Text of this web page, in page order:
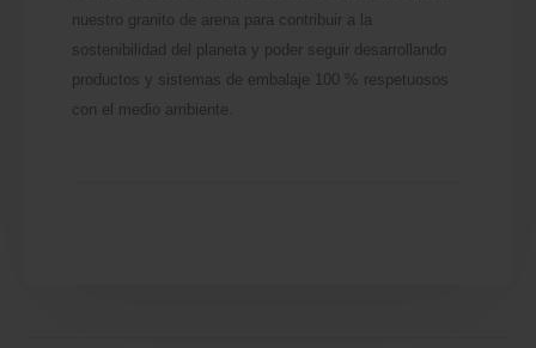
nuestro granito de arena para contribuir a la
sostenibilidad del planeta y poder seguir desarrollando
productos y sistemas de embalaje 100 % respetuosos
con el medio ambiente.